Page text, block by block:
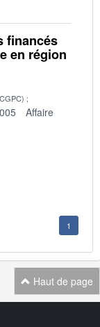
financés
en région
Affaire
1
Haut de page